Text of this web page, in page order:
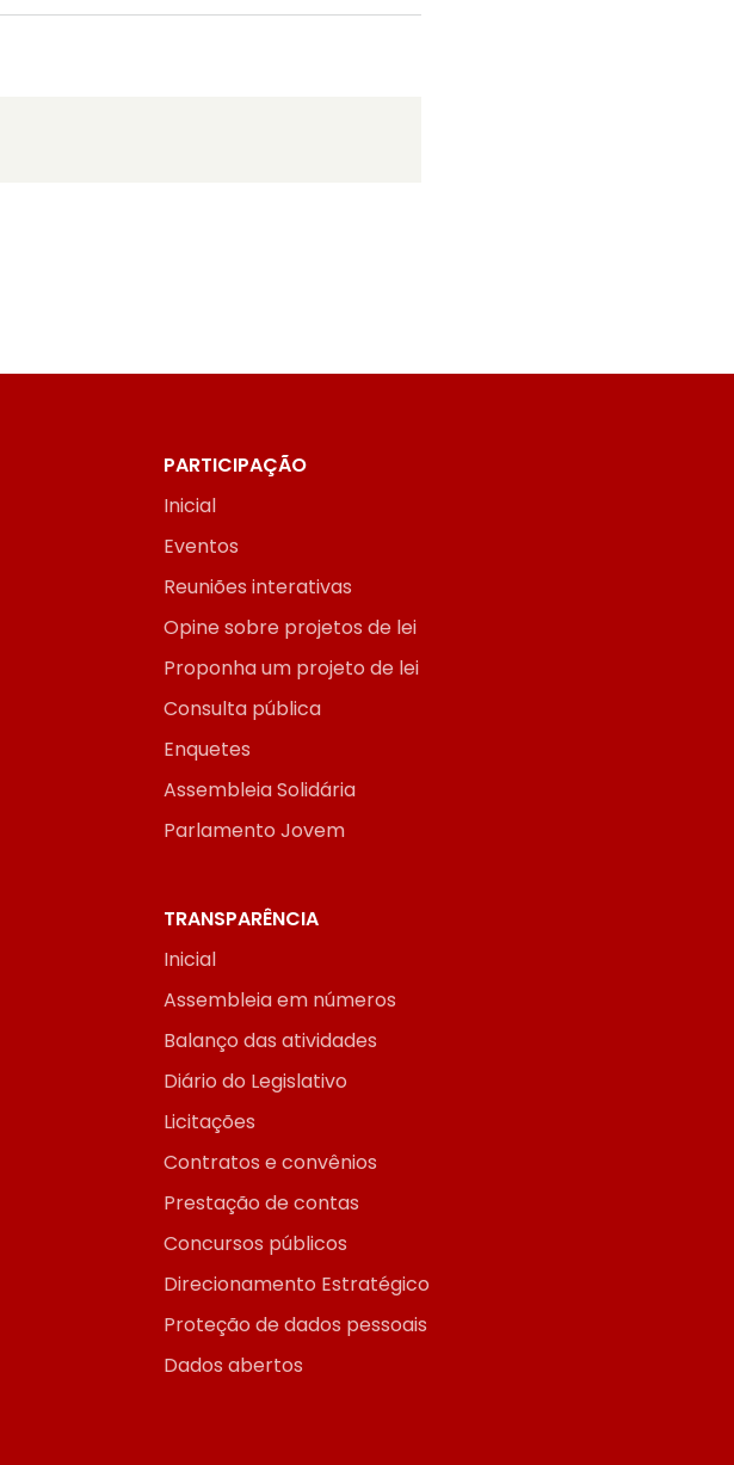
PARTICIPAÇÃO
Inicial
Eventos
Reuniões interativas
Opine sobre projetos de lei
Proponha um projeto de lei
Consulta pública
Enquetes
Assembleia Solidária
Parlamento Jovem
TRANSPARÊNCIA
Inicial
Assembleia em números
Balanço das atividades
Diário do Legislativo
Licitações
Contratos e convênios
Prestação de contas
Concursos públicos
Direcionamento Estratégico
Proteção de dados pessoais
Dados abertos